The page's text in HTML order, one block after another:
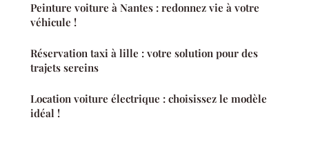
Peinture voiture à Nantes : redonnez vie à votre
véhicule !
Réservation taxi à lille : votre solution pour des
trajets sereins
Location voiture électrique : choisissez le modèle
idéal !